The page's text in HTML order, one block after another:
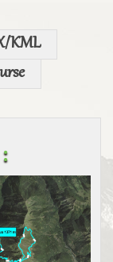
KML